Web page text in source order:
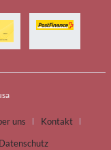
uns
Kontakt
Datenschutz